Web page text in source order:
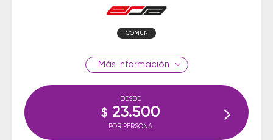
COMUN
información
DESDE
$ 23.500
POR PERSONA